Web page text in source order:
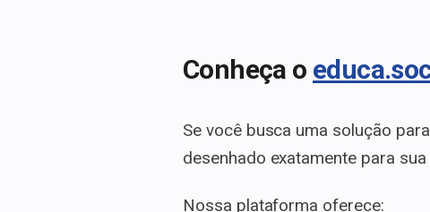
Conheça o
Se você busca uma solução para
desenhado exatamente para
Nossa plataforma oferece: